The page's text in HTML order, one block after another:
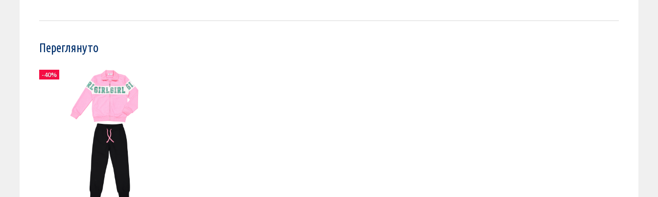
Переглянуто
-40%